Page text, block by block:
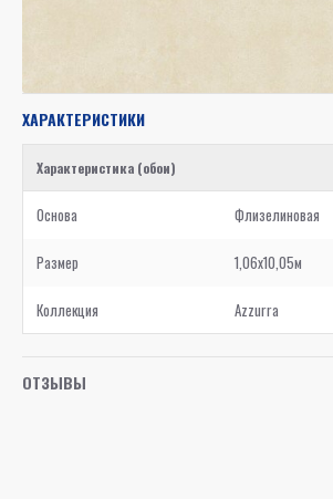
ХАРАКТЕРИСТИКИ
Характеристика (обои)
Основа Флизелиновая
Размер 1,06x10,05м
Коллекция Azzurra
ОТЗЫВЫ